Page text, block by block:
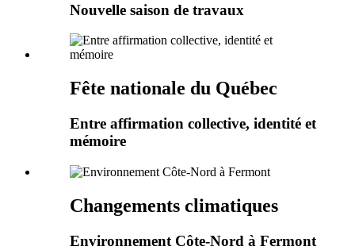
Nouvelle saison de travaux
Fête nationale du Québec
Entre affirmation collective, identité et
mémoire
Changements climatiques
Environnement Côte-Nord à Fermont